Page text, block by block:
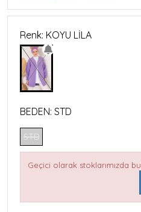
Renk: KOYU LİLA
BEDEN: STD
STD
Geçici olarak stoklarımızda